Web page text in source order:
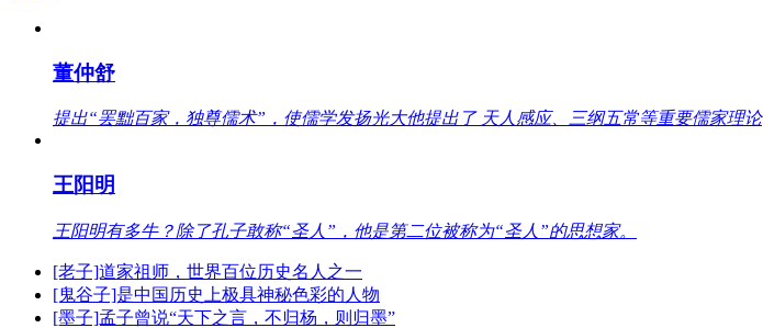
董仲舒
提出“罢黜百家，独尊儒术”，使儒学发扬光大他提出了 天人感应、三纲五常等重要儒家理论
王阳明
王阳明有多牛？除了孔子敢称“圣人”，他是第二位被称为“圣人”的思想家。
[老子]道家祖师，世界百位历史名人之一
[鬼谷子]是中国历史上极具神秘色彩的人物
[墨子]孟子曾说“天下之言，不归杨，则归墨”